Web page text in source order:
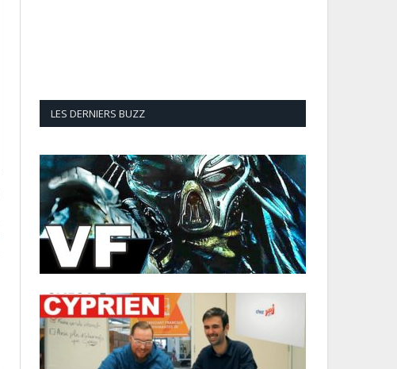
LES DERNIERS BUZZ